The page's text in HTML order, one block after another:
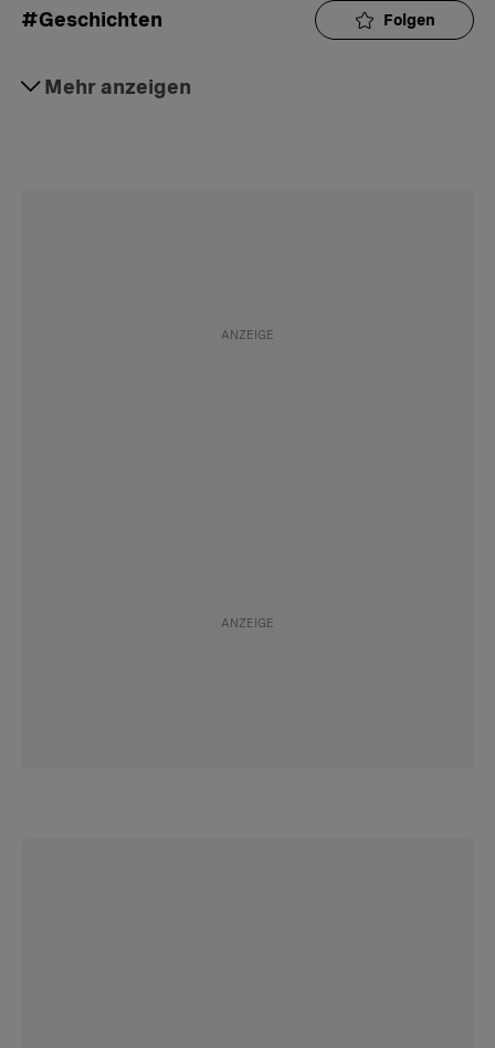
#Geschichten Folgen
Mehr anzeigen
#Gesellschaft